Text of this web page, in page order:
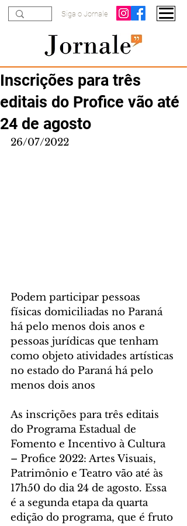
Siga o Jornale
Inscrições para três
editais do Profice vão até
24 de agosto
26/07/2022
Podem participar pessoas
físicas domiciliadas no Paraná
há pelo menos dois anos e
pessoas jurídicas que tenham
como objeto atividades artísticas
no estado do Paraná há pelo
menos dois anos
As inscrições para três editais
do Programa Estadual de
Fomento e Incentivo à Cultura
– Profice 2022: Artes Visuais,
Patrimônio e Teatro vão até às
17h50 do dia 24 de agosto. Essa
é a segunda etapa da quarta
edição do programa, que é fruto